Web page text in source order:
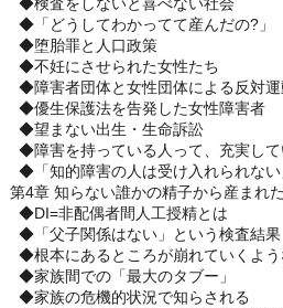
◆「どうしてわかってて産んだの?」
◆堕胎罪と人口政策
◆不妊にさせられた女性たち
◆障害者団体と女性団体による反対運
◆優生保護法を告発した女性障害者
◆望まない出生・生命訴訟
◆障害を持っている人って、充実して
◆「知的障害の人は受け入れられない
第4章 知らない誰かの精子から産まれ
◆DI=非配偶者間人工授精とは
◆「父子関係はない」という検査結果
◆根本にあるところが崩れていくよ
◆家族間での「最大のタブー」
◆家族の危機的状況で知らされる